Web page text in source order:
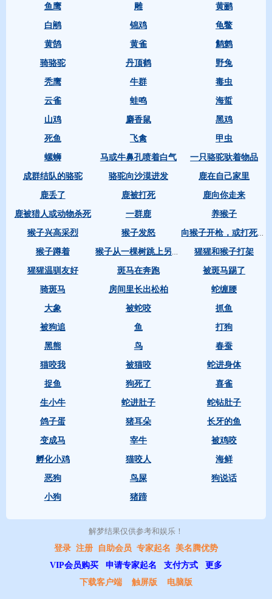
鱼鹰 雕 黄鹂
白鹇 锦鸡 龟鳖
黄鹄 黄雀 鹪鹩
骑骆驼 丹顶鹤 野兔
秃鹰 牛群 毒虫
云雀 蛙鸣 海蜇
山鸡 麝香鼠 黑鸡
死鱼 飞禽 甲虫
螺蛳 马或牛鼻孔喷着白气 一只骆驼驮着物品
成群结队的骆驼 骆驼向沙漠进发 鹿在自己家里
鹿丢了 鹿被打死 鹿向你走来
鹿被猎人或动物杀死 一群鹿 养猴子
猴子兴高采烈 猴子发怒 向猴子开枪，或打死了猴子
猴子蹲着 猩猩和猴子打架
猩猩温驯友好 斑马在奔跑 被斑马踢了
骑斑马 房间里长出松柏 蛇缠腰
大象 被蛇咬 抓鱼
被狗追 鱼 打狗
黑熊 鸟 春蚕
猫咬我 被猫咬 蛇进身体
捉鱼 狗死了 喜雀
生小牛 蛇进肚子 蛇钻肚子
鸽子蛋 猪耳朵 长牙的鱼
变成马 宰牛 被鸡咬
孵化小鸡 猫咬人 海鲜
恶狗 鸟屎 狗说话
小狗 猪蹄
解梦结果仅供参考和娱乐！
登录 注册 自助会员 专家起名 美名腾优势
VIP会员购买
申请专家起名 支付方式
更多
下载客户端
触屏版 电脑版